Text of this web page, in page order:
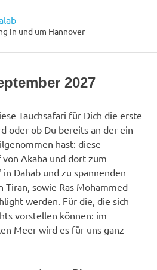
Tauchschule
tauchmalab
in und um Hannover
2027
Tauchsafari für Dich die erste
oder ob Du bereits an der ein
hast: diese
Akaba und dort zum
Dahab und zu spannenden
Tiran, sowie Ras Mohammed
werden. Für die, die sich
vorstellen können: im
Meer wird es für uns ganz